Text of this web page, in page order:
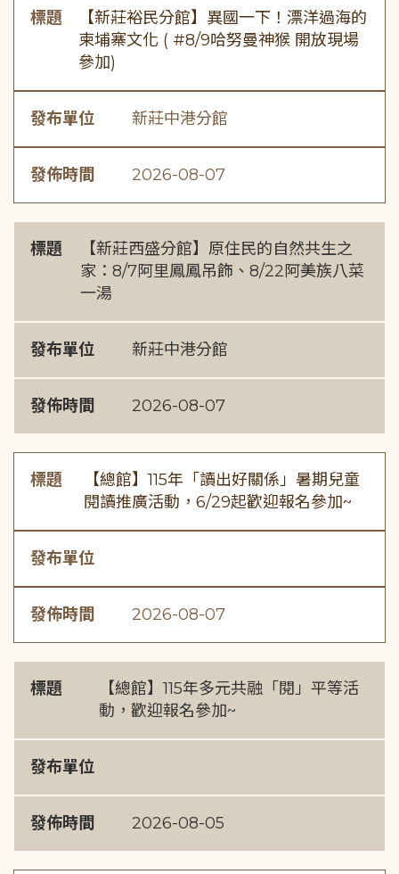
標題
【新莊裕民分館】異國一下！漂洋過海的
柬埔寨文化 ( #8/9哈努曼神猴 開放現場
參加)
發布單位 新莊中港分館
發佈時間 2026-08-07
標題
【新莊西盛分館】原住民的自然共生之
家：8/7阿里鳳鳳吊飾、8/22阿美族八菜
一湯
發布單位 新莊中港分館
發佈時間 2026-08-07
標題
【總館】115年「讀出好關係」暑期兒童
閱讀推廣活動，6/29起歡迎報名參加~
發布單位
發佈時間 2026-08-07
標題
【總館】115年多元共融「閱」平等活
動，歡迎報名參加~
發布單位
發佈時間 2026-08-05